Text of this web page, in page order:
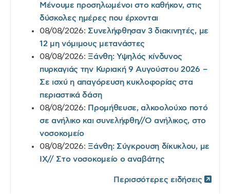
Μένουμε προσηλωμένοι στο καθήκον, στις
δύσκολες ημέρες που έρχονται
08/08/2026: Συνελήφθησαν 3 διακινητές, με
12 μη νόμιμους μετανάστες
08/08/2026: Ξάνθη: Υψηλός κίνδυνος
πυρκαγιάς την Κυριακή 9 Αυγούστου 2026 –
Σε ισχύ η απαγόρευση κυκλοφορίας στα
περιαστικά δάση
08/08/2026: Προμήθευσε, αλκοολούχο ποτό
σε ανήλικο και συνελήφθη//Ο ανήλικος, στο
νοσοκομείο
08/08/2026: Ξάνθη: Σύγκρουση δίκυκλου, με
ΙΧ// Στο νοσοκομείο ο αναβάτης
Περισσότερες ειδήσεις